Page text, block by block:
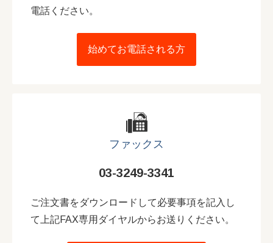
電話ください。
始めてお電話される方
ファックス
03-3249-3341
ご注文書をダウンロードして必要事項を記入し
て上記FAX専用ダイヤルからお送りください。